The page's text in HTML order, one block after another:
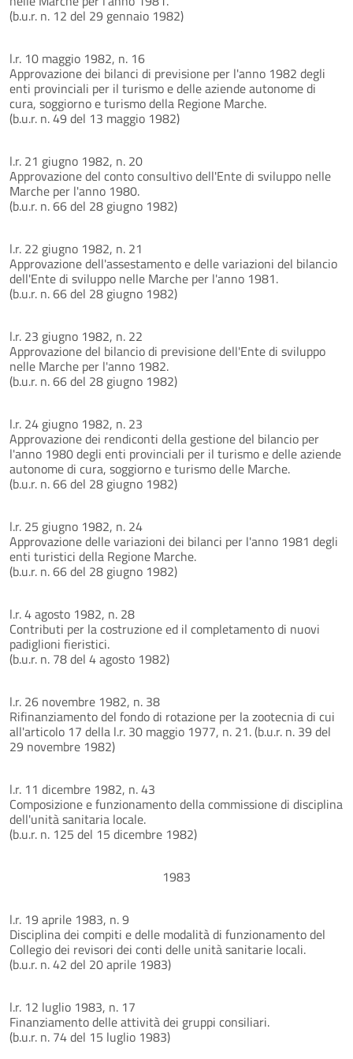
(b.u.r. n. 12 del 29 gennaio 1982)
l.r. 10 maggio 1982, n. 16
Approvazione dei bilanci di previsione per l'anno 1982 degli
enti provinciali per il turismo e delle aziende autonome di
cura, soggiorno e turismo della Regione Marche.
(b.u.r. n. 49 del 13 maggio 1982)
l.r. 21 giugno 1982, n. 20
Approvazione del conto consultivo dell'Ente di sviluppo nelle
Marche per l'anno 1980.
(b.u.r. n. 66 del 28 giugno 1982)
l.r. 22 giugno 1982, n. 21
Approvazione dell'assestamento e delle variazioni del bilancio
dell'Ente di sviluppo nelle Marche per l'anno 1981.
(b.u.r. n. 66 del 28 giugno 1982)
l.r. 23 giugno 1982, n. 22
Approvazione del bilancio di previsione dell'Ente di sviluppo
nelle Marche per l'anno 1982.
(b.u.r. n. 66 del 28 giugno 1982)
l.r. 24 giugno 1982, n. 23
Approvazione dei rendiconti della gestione del bilancio per
l'anno 1980 degli enti provinciali per il turismo e delle aziende
autonome di cura, soggiorno e turismo delle Marche.
(b.u.r. n. 66 del 28 giugno 1982)
l.r. 25 giugno 1982, n. 24
Approvazione delle variazioni dei bilanci per l'anno 1981 degli
enti turistici della Regione Marche.
(b.u.r. n. 66 del 28 giugno 1982)
l.r. 4 agosto 1982, n. 28
Contributi per la costruzione ed il completamento di nuovi
padiglioni fieristici.
(b.u.r. n. 78 del 4 agosto 1982)
l.r. 26 novembre 1982, n. 38
Rifinanziamento del fondo di rotazione per la zootecnia di cui
all'articolo 17 della l.r. 30 maggio 1977, n. 21. (b.u.r. n. 39 del
29 novembre 1982)
l.r. 11 dicembre 1982, n. 43
Composizione e funzionamento della commissione di disciplina
dell'unità sanitaria locale.
(b.u.r. n. 125 del 15 dicembre 1982)
1983
l.r. 19 aprile 1983, n. 9
Disciplina dei compiti e delle modalità di funzionamento del
Collegio dei revisori dei conti delle unità sanitarie locali.
(b.u.r. n. 42 del 20 aprile 1983)
l.r. 12 luglio 1983, n. 17
Finanziamento delle attività dei gruppi consiliari.
(b.u.r. n. 74 del 15 luglio 1983)